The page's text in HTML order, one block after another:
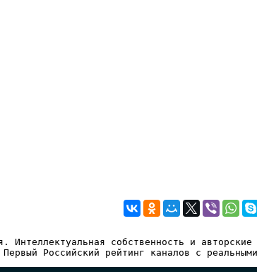
Интеллектуальная собственность и
Российский рейтинг каналов с